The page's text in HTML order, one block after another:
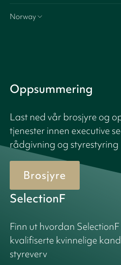
Norway
Oppsummering
Last ned vår brosjyre og
tjenester innen executive
rådgivning og styrestyring
Brosjyre
SelectionF
Finn ut hvordan
kvalifiserte kvinnelige
styreverv